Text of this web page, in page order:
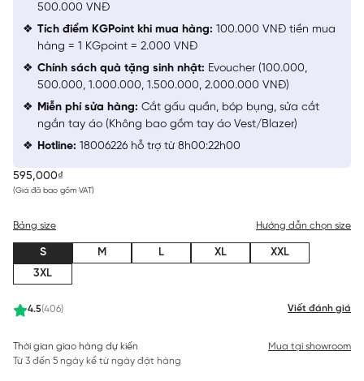
595,000₫
(Giá đã bao gồm VAT)
4.5(406) Viết đánh giá
Bảng size Hướng dẫn chọn size
S M L XL
XXL
3XL
Thời gian giao hàng dự kiến
Từ 3 đến 5 ngày kể từ ngày đặt hàng
Mua tại showroom
500.000 VNĐ
Tích điểm KGPoint khi mua hàng: 100.000 VNĐ tiền mua
hàng = 1 KGpoint = 2.000 VNĐ
Chính sách quà tặng sinh nhật: Evoucher (100.000,
500.000, 1.000.000, 1.500.000, 2.000.000 VNĐ)
Miễn phí sửa hàng: Cắt gấu quần, bóp bụng, sửa cắt
ngắn tay áo (Không bao gồm tay áo Vest/Blazer)
Hotline: 18006226 hỗ trợ từ 8h00:22h00